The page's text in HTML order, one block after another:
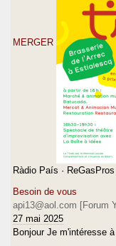
MERGER
Ràdio País ·
Besoin de vous
api13@aol.com [Forum
27 mai 2025
Bonjour Je m'intéresse